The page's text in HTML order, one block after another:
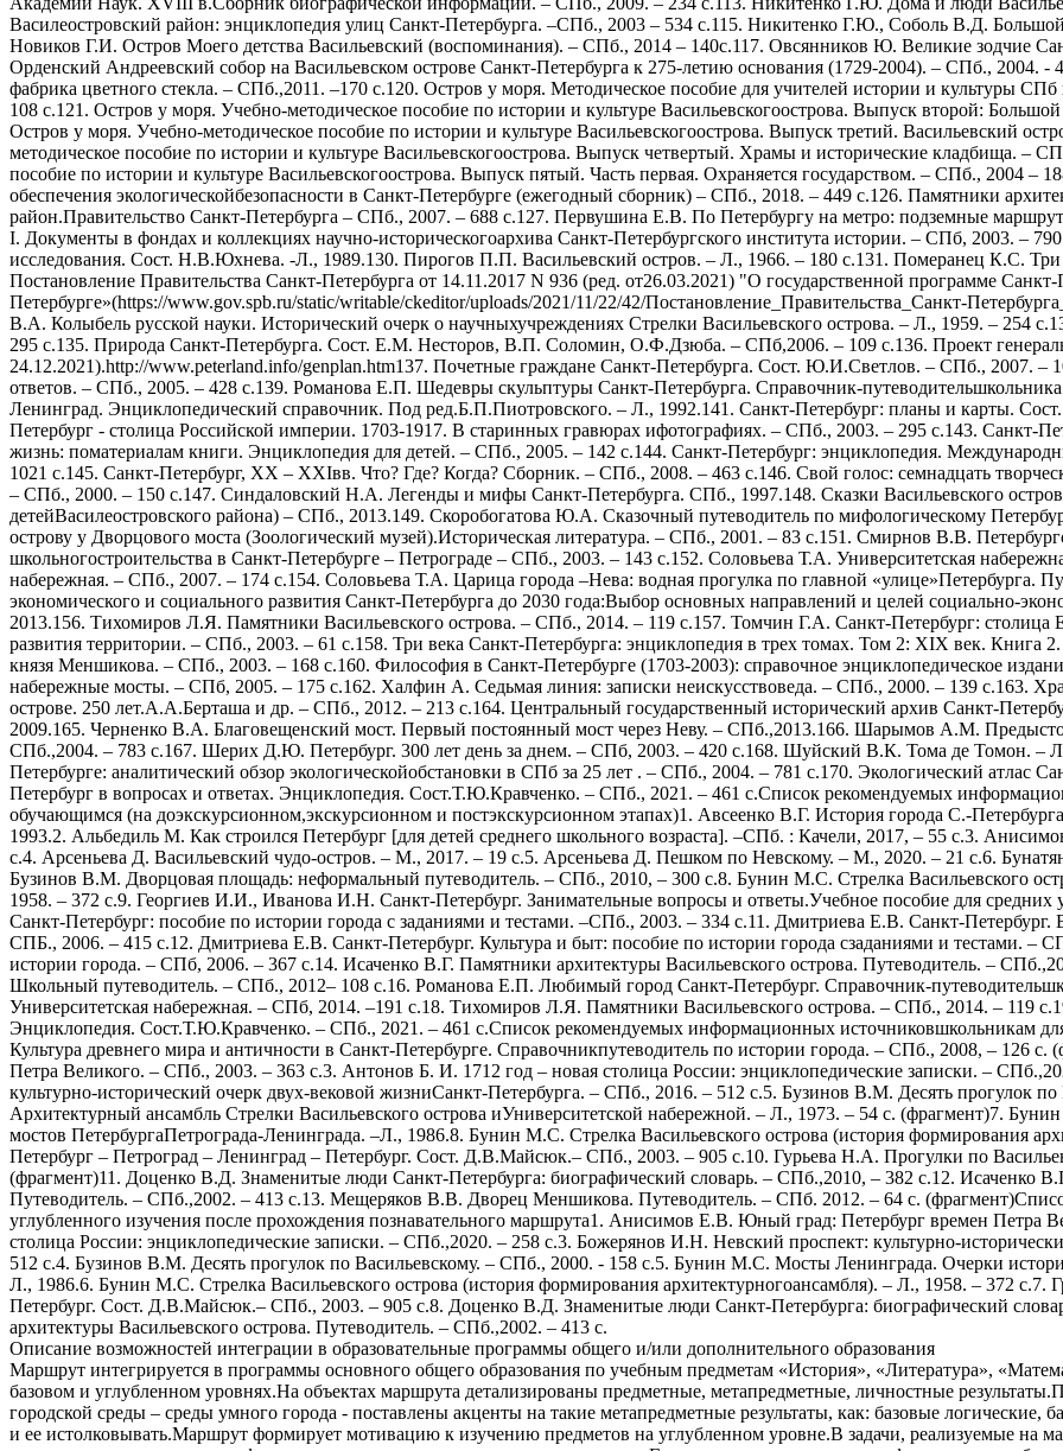
Описание возможностей интеграции в образовательные программы общего и/или дополнительного образования
Маршрут интегрируется в программы основного общего образования по учебным предметам «История», «Литература»,
базовом и углубленном уровнях.На объектах маршрута детализированы предметные, метапредметные, личностные
городской среды – среды умного города - поставлены акценты на такие метапредметные результаты, как: базовые логические,
и ее истолковывать.Маршрут формирует мотивацию к изучению предметов на углубленном уровне.В задачи, реализуемые на